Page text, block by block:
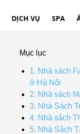
DỊCH VỤ SPA
Mục lục
1. Nhà sách
ở Hà Nội
2. Nhà sách
3. Nhà Sách
4. Nhà sách
5. Nhà Sách